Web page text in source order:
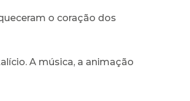
o coração dos
A música, a animação